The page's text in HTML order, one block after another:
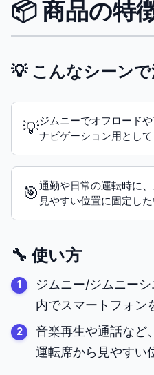
📦 商品の特
💡 こんなシーン
💡ジムニーでオフロード
ナビゲーション用として
🎯通勤や日常の運転時に
見やすい位置に固定し
🔧 使い方
ジムニー/ジムニー
内でスマートフォン
音楽再生や通話など
運転席から見やすい